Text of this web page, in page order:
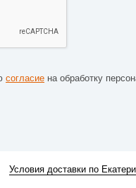
согласие на обработку
Условия доставки по